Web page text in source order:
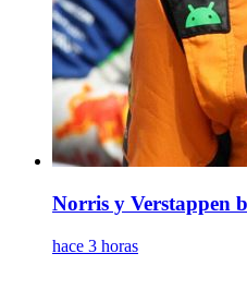
Norris y Verstappen
hace 3 horas